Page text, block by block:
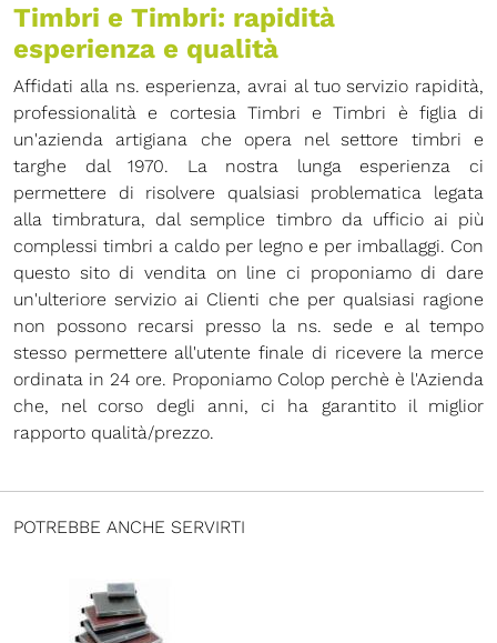
Timbri e Timbri: rapidità
esperienza e qualità
Affidati alla ns. esperienza, avrai al tuo servizio rapidità,
professionalità e cortesia Timbri e Timbri è figlia di
un'azienda artigiana che opera nel settore timbri e
targhe dal 1970. La nostra lunga esperienza ci
permettere di risolvere qualsiasi problematica legata
alla timbratura, dal semplice timbro da ufficio ai più
complessi timbri a caldo per legno e per imballaggi. Con
questo sito di vendita on line ci proponiamo di dare
un'ulteriore servizio ai Clienti che per qualsiasi ragione
non possono recarsi presso la ns. sede e al tempo
stesso permettere all'utente finale di ricevere la merce
ordinata in 24 ore. Proponiamo Colop perchè è l'Azienda
che, nel corso degli anni, ci ha garantito il miglior
rapporto qualità/prezzo.
POTREBBE ANCHE SERVIRTI